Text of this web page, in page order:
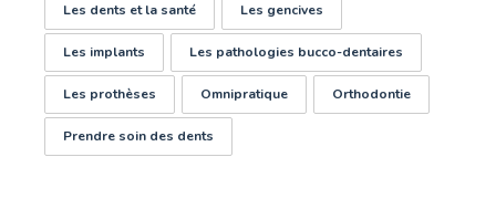
Les dents et la santé Les gencives
Les implants Les pathologies bucco-dentaires
Les prothèses Omnipratique Orthodontie
Prendre soin des dents